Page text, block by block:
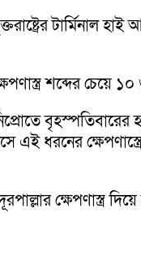
টার্মিনাল হাই
শব্দের চেয়ে
বৃহস্পতিবারের
এই ধরনের
ক্ষেপণাস্ত্র